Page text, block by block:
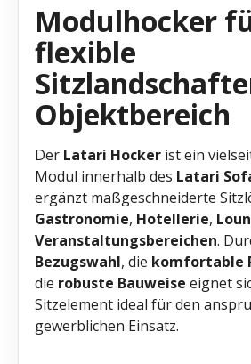
Modulhocker
flexible
Objektbereich
Der Latari Hocker ist ein
Modul innerhalb des Latari
ergänzt maßgeschneiderte
Gastronomie, Hotellerie,
Veranstaltungsbereichen.
Bezugswahl, die komfortable
die robuste Bauweise eignet
Sitzelement ideal für den
gewerblichen Einsatz.